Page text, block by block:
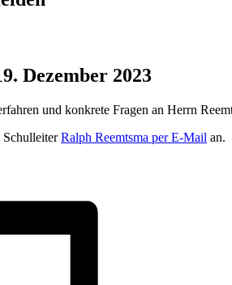
Dezember 2023
und konkrete Fragen an Herrn
SchulleiterRalph Reemtsma per E-Mail an.